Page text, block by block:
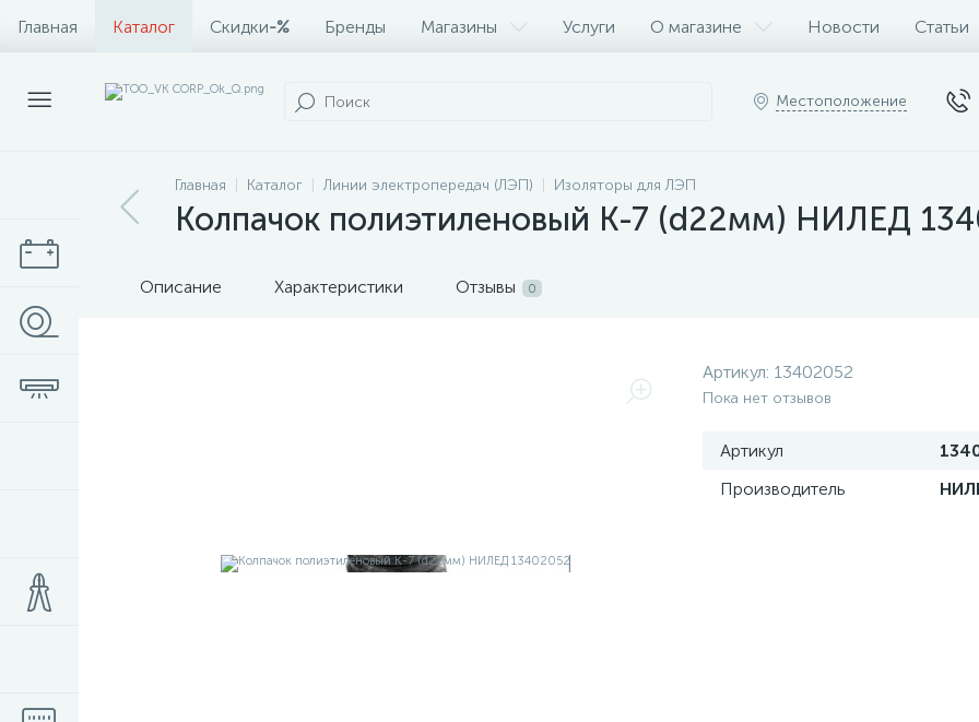
Главная Каталог Скидки-% Бренды Магазины Услуги О магазине Новости Статьи
Местоположение
Главная Каталог Линии электропередач (ЛЭП) Изоляторы для ЛЭП
Колпачок полиэтиленовый К-7 (d22мм) НИЛЕД
Описание Характеристики Отзывы 0
Артикул: 13402052
Пока нет отзывов
Артикул
Производитель